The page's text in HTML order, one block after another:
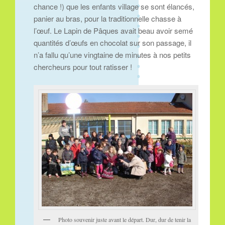
chance !) que les enfants village se sont élancés,
panier au bras, pour la traditionnelle chasse à
l’œuf. Le Lapin de Pâques avait beau avoir semé
quantités d’œufs en chocolat sur son passage, il
n’a fallu qu’une vingtaine de minutes à nos petits
chercheurs pour tout ratisser !
Photo souvenir juste avant le départ. Dur, dur de tenir la